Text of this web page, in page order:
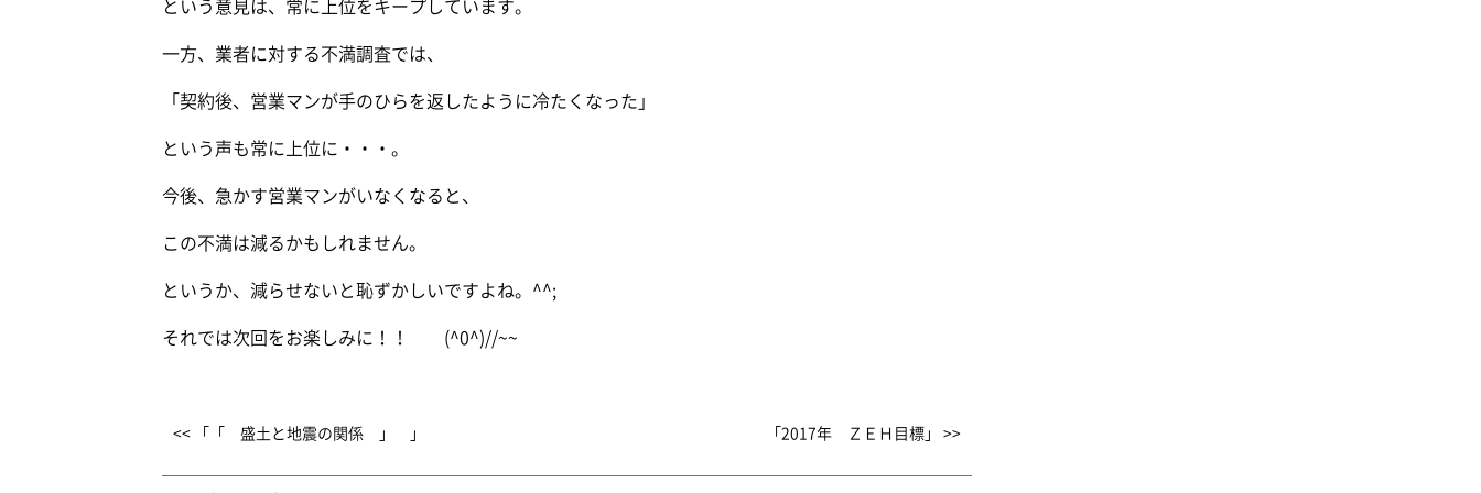
という意見は、常に上位をキープしています。
一方、業者に対する不満調査では、
「契約後、営業マンが手のひらを返したように冷たくなった」
という声も常に上位に・・・。
今後、急かす営業マンがいなくなると、
この不満は減るかもしれません。
というか、減らせないと恥ずかしいですよね。^^;
それでは次回をお楽しみに！！ (^0^)//~~
<< 「「 盛土と地震の関係 」 」 「2017年 ＺＥＨ目標」 >>